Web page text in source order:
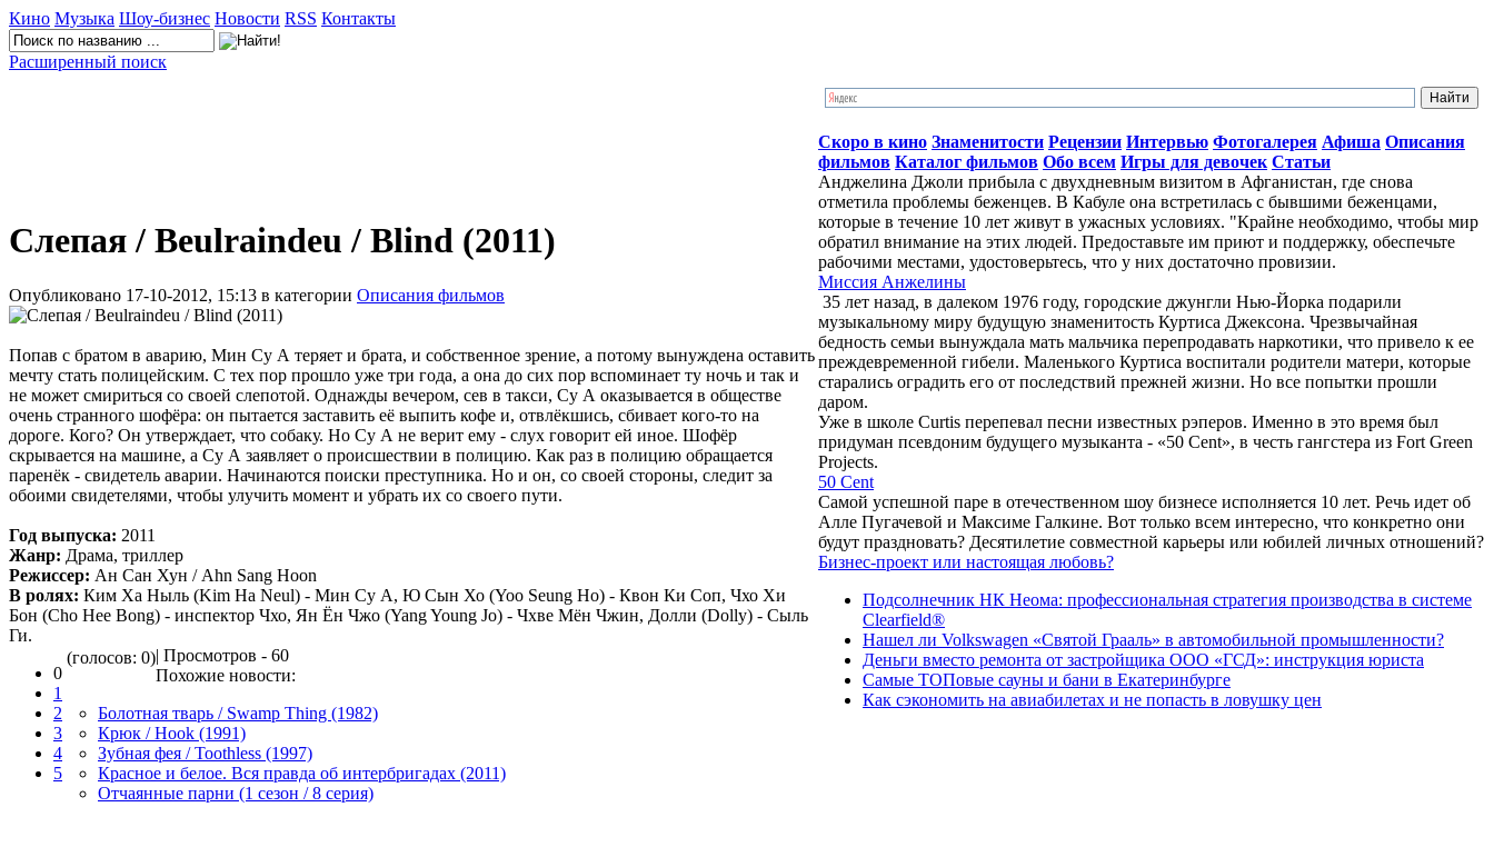
Кино Музыка Шоу-бизнес Новости RSS Контакты
Расширенный поиск
Слепая / Beulraindeu / Blind (2011)
Опубликовано 17-10-2012, 15:13 в категории Описания фильмов
Попав с братом в аварию, Мин Су А теряет и брата, и собственное зрение, а потому вынуждена оставить
мечту стать полицейским. С тех пор прошло уже три года, а она до сих пор вспоминает ту ночь и так и
не может смириться со своей слепотой. Однажды вечером, сев в такси, Су А оказывается в обществе
очень странного шофёра: он пытается заставить её выпить кофе и, отвлёкшись, сбивает кого-то на
дороге. Кого? Он утверждает, что собаку. Но Су А не верит ему - слух говорит ей иное. Шофёр
скрывается на машине, а Су А заявляет о происшествии в полицию. Как раз в полицию обращается
паренёк - свидетель аварии. Начинаются поиски преступника. Но и он, со своей стороны, следит за
обоими свидетелями, чтобы улучить момент и убрать их со своего пути.
Год выпуска: 2011
Жанр: Драма, триллер
Режиссер: Ан Сан Хун / Ahn Sang Hoon
В ролях: Ким Ха Ныль (Kim Ha Neul) - Мин Су А, Ю Сын Хо (Yoo Seung Ho) - Квон Ки Соп, Чхо Хи
Бон (Cho Hee Bong) - инспектор Чхо, Ян Ён Чжо (Yang Young Jo) - Чхве Мён Чжин, Долли (Dolly) - Сыль
Ги.
0
1
2
3
4
5
(голосов: 0)| Просмотров - 60
Похожие новости:
Болотная тварь / Swamp Thing (1982)
Крюк / Hook (1991)
Зубная фея / Toothless (1997)
Красное и белое. Вся правда об интербригадах (2011)
Отчаянные парни (1 сезон / 8 серия)
Скоро в кино Знаменитости Рецензии Интервью Фотогалерея Афиша Описания
фильмов Каталог фильмов Обо всем Игры для девочек Статьи
Анджелина Джоли прибыла с двухдневным визитом в Афганистан, где снова
отметила проблемы беженцев. В Кабуле она встретилась с бывшими беженцами,
которые в течение 10 лет живут в ужасных условиях. "Крайне необходимо, чтобы мир
обратил внимание на этих людей. Предоставьте им приют и поддержку, обеспечьте
рабочими местами, удостоверьтесь, что у них достаточно провизии.
Миссия Анжелины
35 лет назад, в далеком 1976 году, городские джунгли Нью-Йорка подарили
музыкальному миру будущую знаменитость Куртиса Джексона. Чрезвычайная
бедность семьи вынуждала мать мальчика перепродавать наркотики, что привело к ее
преждевременной гибели. Маленького Куртиса воспитали родители матери, которые
старались оградить его от последствий прежней жизни. Но все попытки прошли
даром.
Уже в школе Curtis перепевал песни известных рэперов. Именно в это время был
придуман псевдоним будущего музыканта - «50 Cent», в честь гангстера из Fort Green
Projects.
50 Cent
Самой успешной паре в отечественном шоу бизнесе исполняется 10 лет. Речь идет об
Алле Пугачевой и Максиме Галкине. Вот только всем интересно, что конкретно они
будут праздновать? Десятилетие совместной карьеры или юбилей личных отношений?
Бизнес-проект или настоящая любовь?
Подсолнечник НК Неома: профессиональная стратегия производства в системе
Clearfield®
Нашел ли Volkswagen «Святой Грааль» в автомобильной промышленности?
Деньги вместо ремонта от застройщика ООО «ГСД»: инструкция юриста
Самые ТОПовые сауны и бани в Екатеринбурге
Как сэкономить на авиабилетах и не попасть в ловушку цен